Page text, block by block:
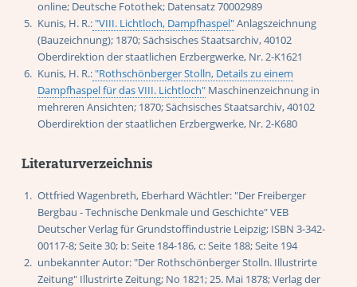
online; Deutsche Fotothek; Datensatz 70002989
Kunis, H. R.:"VIII. Lichtloch, Dampfhaspel"Anlagszeichnung
(Bauzeichnung); 1870; Sächsisches Staatsarchiv, 40102
Oberdirektion der staatlichen Erzbergwerke, Nr. 2-K1621
Kunis, H. R.:"Rothschönberger Stolln, Details zu einem
Dampfhaspel für das VIII. Lichtloch"Maschinenzeichnung in
mehreren Ansichten; 1870; Sächsisches Staatsarchiv, 40102
Oberdirektion der staatlichen Erzbergwerke, Nr. 2-K680
Literaturverzeichnis
Ottfried Wagenbreth, Eberhard Wächtler: "Der Freiberger
Bergbau - Technische Denkmale und Geschichte" VEB
Deutscher Verlag für Grundstoffindustrie Leipzig; ISBN 3-342-
00117-8; Seite 30; b: Seite 184-186, c: Seite 188; Seite 194
unbekannter Autor: "Der Rothschönberger Stolln. Illustrirte
Zeitung" Illustrirte Zeitung; No 1821; 25. Mai 1878; Verlag der